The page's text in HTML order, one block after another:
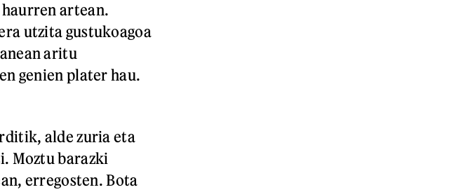
artean.
utzita gustukoagoa
aritu
genien plater hau.
alde zuria eta
Moztu barazki
erregosten. Bota